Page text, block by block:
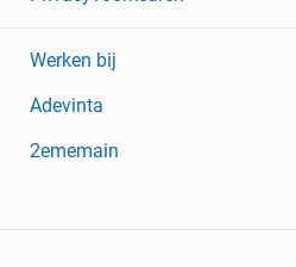
Werken bij
Adevinta
2ememain